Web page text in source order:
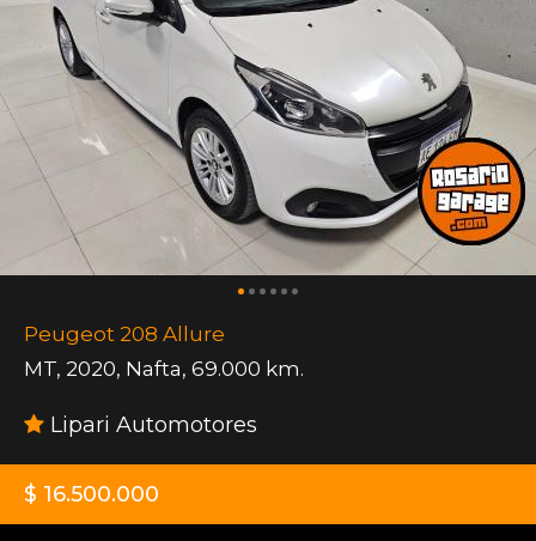
Peugeot 208 Allure
MT, 2020, Nafta, 69.000 km.
Lipari Automotores
$ 16.500.000